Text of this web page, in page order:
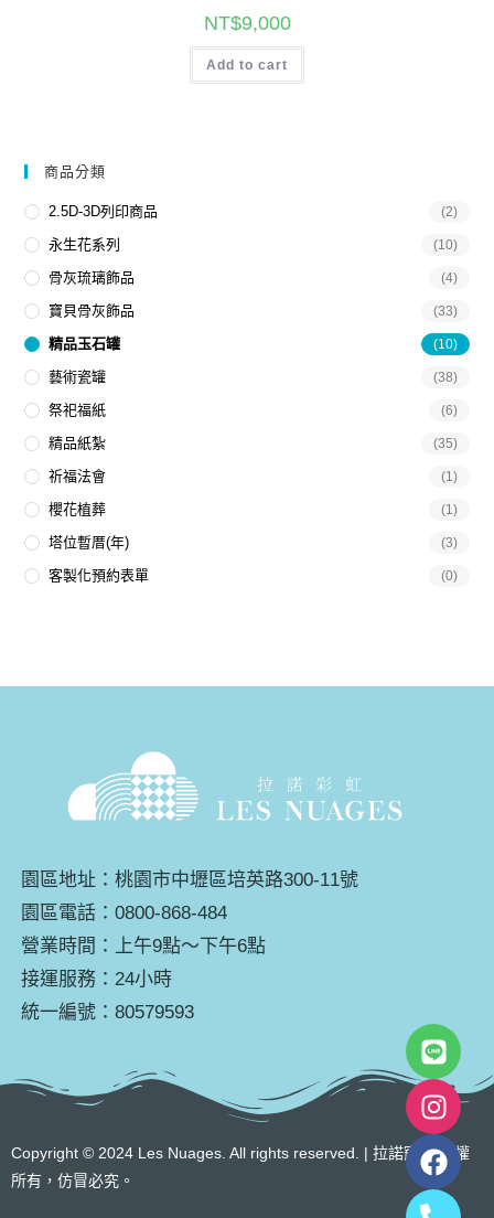
NT$9,000
Add to cart
商品分類
2.5D-3D列印商品 (2)
永生花系列 (10)
骨灰琉璃飾品 (4)
寶貝骨灰飾品 (33)
精品玉石罐 (10)
藝術瓷罐 (38)
祭祀福紙 (6)
精品紙紮 (35)
祈福法會 (1)
櫻花植葬 (1)
塔位暫厝(年) (3)
客製化預約表單 (0)
園區地址：桃園市中壢區培英路300-11號
園區電話：0800-868-484
營業時間：上午9點～下午6點
接運服務：24小時
統一編號：80579593
Copyright © 2024 Les Nuages. All rights reserved. | 拉諾寵物 版權
所有，仿冒必究。